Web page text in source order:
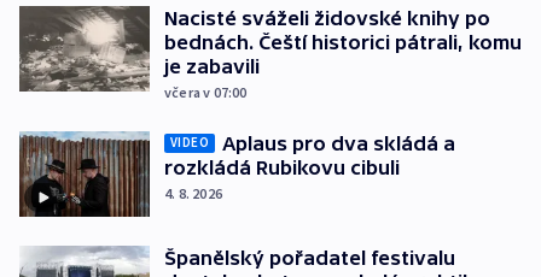
Nacisté sváželi židovské knihy po
bednách. Čeští historici pátrali, komu
je zabavili
včera v 07:00
VIDEO
Aplaus pro dva skládá a
rozkládá Rubikovu cibuli
4. 8. 2026
Španělský pořadatel festivalu